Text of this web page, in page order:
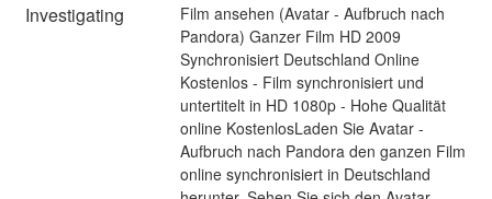
Investigating
Film ansehen (Avatar - Aufbruch nach
Pandora) Ganzer Film HD 2009
Synchronisiert Deutschland Online
Kostenlos - Film synchronisiert und
untertitelt in HD 1080p - Hohe Qualität
online KostenlosLaden Sie Avatar -
Aufbruch nach Pandora den ganzen Film
online synchronisiert in Deutschland